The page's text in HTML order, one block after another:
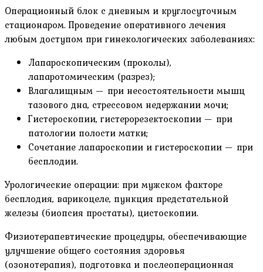
Операционный блок с дневным и круглосуточным
стационаром. Проведение оперативного лечения
любым доступом при гинекологических заболеваниях:
Лапароскопическим (проколы),
лапаротомическим (разрез);
Влагалищным — при несостоятельности мышц
тазового дна, стрессовом недержании мочи;
Гистероскопии, гистерорезектоскопии — при
патологии полости матки;
Сочетание лапароскопии и гистероскопии — при
бесплодии.
Урологические операции: при мужском факторе
бесплодия, варикоцеле, пункция предстательной
железы (биопсия простаты), цистоскопии.
Физиотерапевтические процедуры, обеспечивающие
улучшение общего состояния здоровья
(озонотерапия), подготовка и послеоперационная